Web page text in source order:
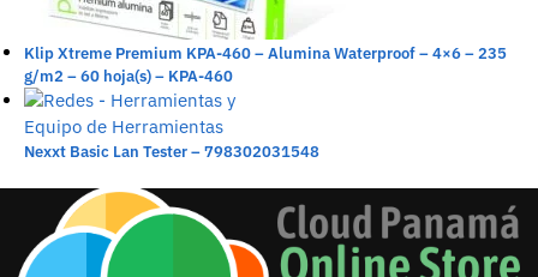
Klip Xtreme Premium KPA-460 – Alumina Waterproof – 4×6 – 235
g/m2 – 60 hoja(s) – KPA-460
Nexxt Basic Lan Tester – 798302031548